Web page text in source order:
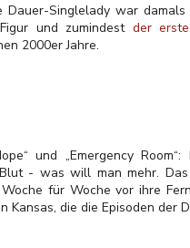
Singlelady war
und zumindest der
2000er Jahre.
und „Emergency
- was will man mehr. Das
für Woche vor ihre
Kansas, die die Episoden der